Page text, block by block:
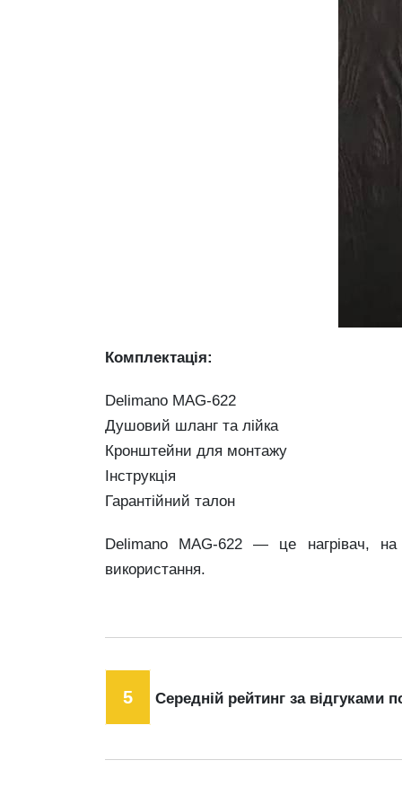
Комплектація:
Delimano MAG‑622
Душовий шланг та лійка
Кронштейни для монтажу
Інструкція
Гарантійний талон
Delimano MAG‑622 — це нагрівач,
використання.
5 Середній рейтинг за відгуками